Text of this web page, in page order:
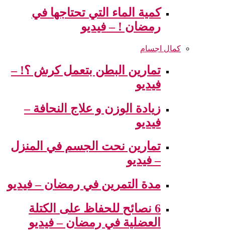
كمية الماء التي تحتاجها في
رمضان ! – فيديو
كمال اجسام
تمارين البطن بتعمل كرش ؟! –
فيديو
زيادة الوزن و علاج النحافة –
فيديو
تمارين نحت الجسم في المنزل
– فيديو
مدة التمرين في رمضان – فيديو
6 نصائح للحفاظ على الكتلة
العضلية في رمضان – فيديو